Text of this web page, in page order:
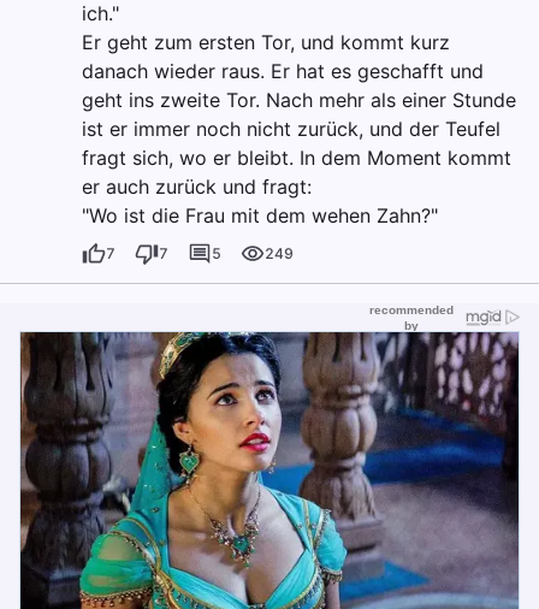
ich."
Er geht zum ersten Tor, und kommt kurz
danach wieder raus. Er hat es geschafft und
geht ins zweite Tor. Nach mehr als einer Stunde
ist er immer noch nicht zurück, und der Teufel
fragt sich, wo er bleibt. In dem Moment kommt
er auch zurück und fragt:
"Wo ist die Frau mit dem wehen Zahn?"
7 7 5 249